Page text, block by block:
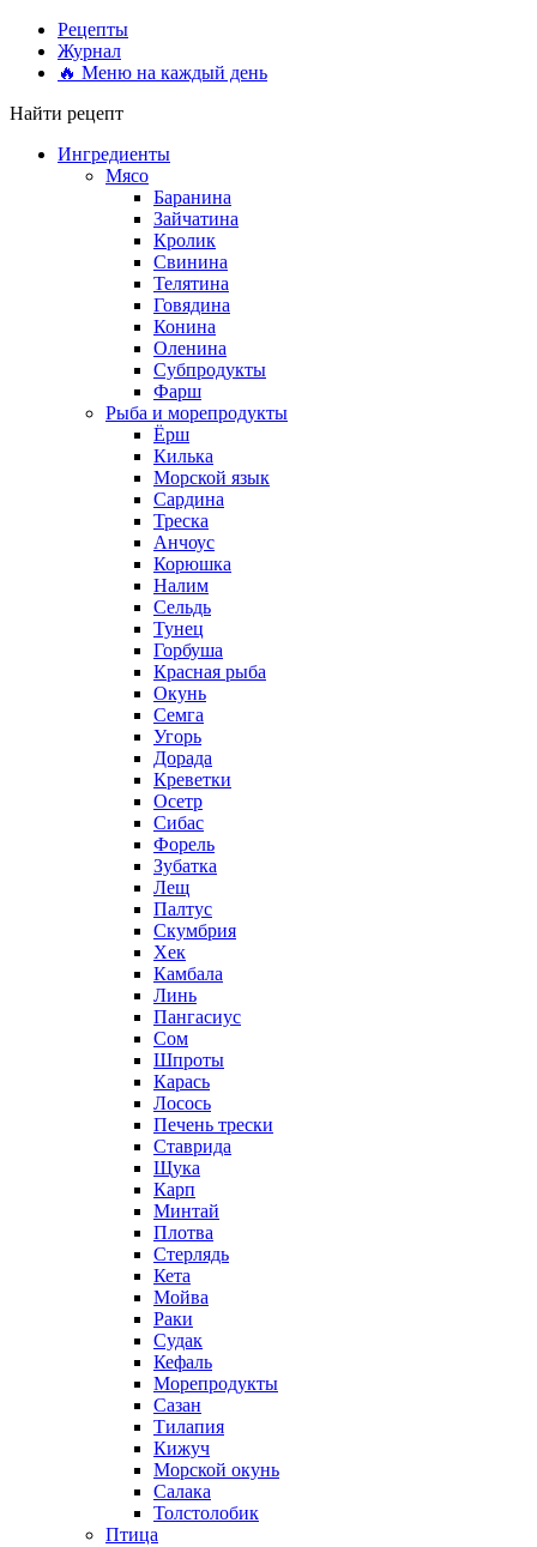
Рецепты
Журнал
🔥 Меню на каждый день
Найти рецепт
Ингредиенты
Мясо
Баранина
Зайчатина
Кролик
Свинина
Телятина
Говядина
Конина
Оленина
Субпродукты
Фарш
Рыба и морепродукты
Ёрш
Килька
Морской язык
Сардина
Треска
Анчоус
Корюшка
Налим
Сельдь
Тунец
Горбуша
Красная рыба
Окунь
Семга
Угорь
Дорада
Креветки
Осетр
Сибас
Форель
Зубатка
Лещ
Палтус
Скумбрия
Хек
Камбала
Линь
Пангасиус
Сом
Шпроты
Карась
Лосось
Печень трески
Ставрида
Щука
Карп
Минтай
Плотва
Стерлядь
Кета
Мойва
Раки
Судак
Кефаль
Морепродукты
Сазан
Тилапия
Кижуч
Морской окунь
Салака
Толстолобик
Птица